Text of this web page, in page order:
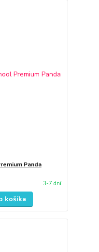
Panda
3-7 dní
košíka